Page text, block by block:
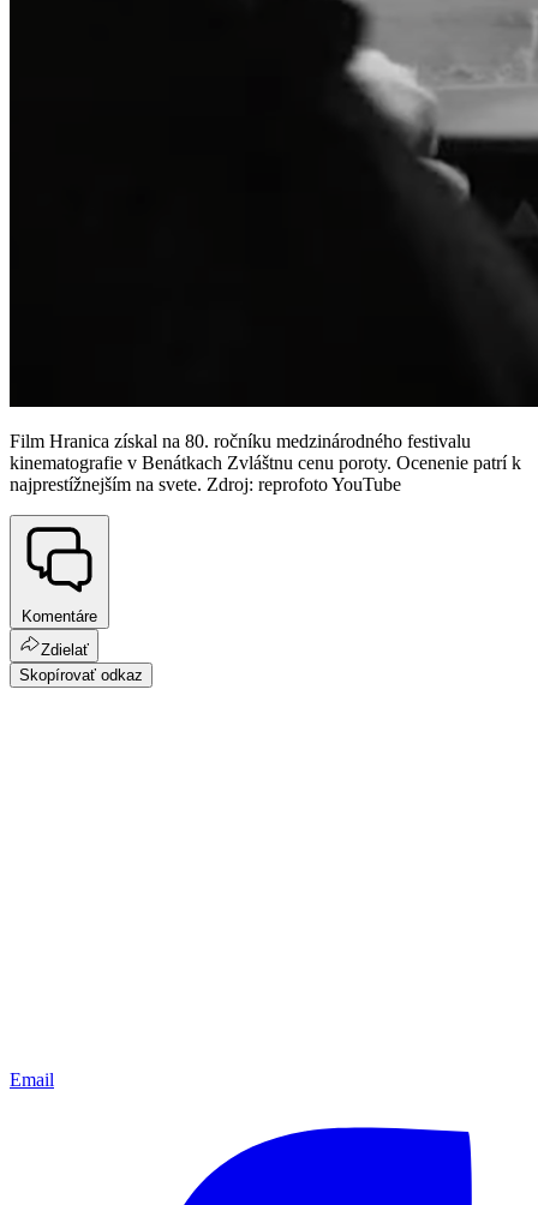
Film Hranica získal na 80. ročníku medzinárodného festivalu
kinematografie v Benátkach Zvláštnu cenu poroty. Ocenenie patrí k
najprestížnejším na svete. Zdroj: reprofoto YouTube
Komentáre
Zdielať
Skopírovať odkaz
Email